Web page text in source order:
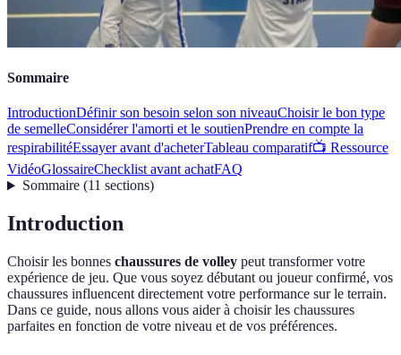
Sommaire
IntroductionDéfinir son besoin selon son niveauChoisir le bon type
de semelleConsidérer l'amorti et le soutienPrendre en compte la
respirabilitéEssayer avant d'acheterTableau comparatif📺 Ressource
VidéoGlossaireChecklist avant achatFAQ
Sommaire(11 sections)
Introduction
Choisir les bonnes chaussures de volley peut transformer votre
expérience de jeu. Que vous soyez débutant ou joueur confirmé, vos
chaussures influencent directement votre performance sur le terrain.
Dans ce guide, nous allons vous aider à choisir les chaussures
parfaites en fonction de votre niveau et de vos préférences.